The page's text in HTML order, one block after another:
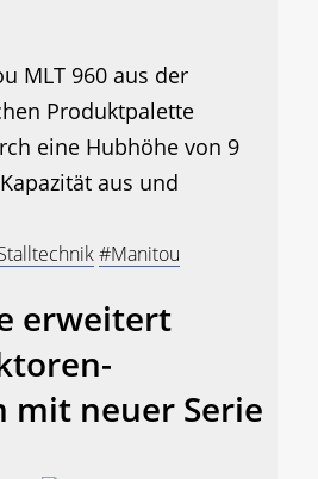
MLT 960 aus der
Produktpalette
eine Hubhöhe von 9
aus und
#Manitou
erweitert
mit neuer Serie